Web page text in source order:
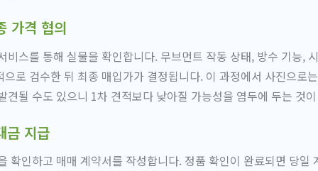
가격 협의
비스를 통해 실물을 확인합니다. 무브먼트 작동 상태, 방수 기능,
로 검수한 뒤 최종 매입가가 결정됩니다. 이 과정에서 사진으로
견될 수도 있으니 1차 견적보다 낮아질 가능성을 염두에 두는 것
금 지급
확인하고 매매 계약서를 작성합니다. 정품 확인이 완료되면 당일